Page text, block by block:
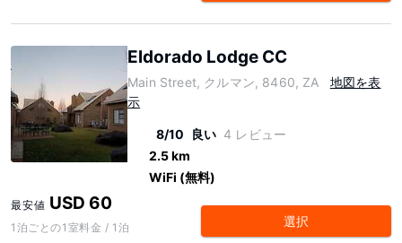
Eldorado Lodge CC
Main Street, クルマン, 8460, ZA
地図を表
示
8/10 良い 4 レビュー
2.5 km
WiFi (無料)
最安値 USD 60
1泊ごとの1室料金 / 1泊 選択